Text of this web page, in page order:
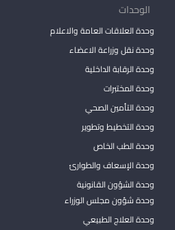
الوحدات
وحدة العلاقات العامة والاعلام
وحدة نقل وزراعة الاعضاء
وحدة الرقابة الداخلية
وحدة المختبرات
وحدة التأمين الصحي
وحدة التخطيط وتطوير
وحدة الطب الخاص
وحدة الإسعاف والطوارئ
وحدة الشؤون القانونية
وحدة شؤون مجلس الوزراء
وحدة العلاج الطبيعي